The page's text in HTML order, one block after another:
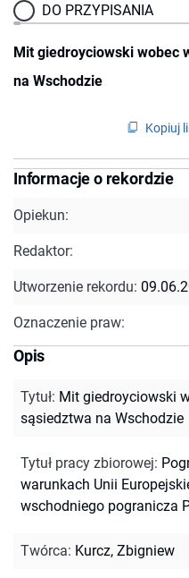
DO PRZYPISANIA
Mit giedroyciowski wobec
na Wschodzie
Kopiuj
Informacje o rekordzie
Opiekun:
Redaktor:
Utworzenie rekordu:
Oznaczenie praw:
Opis
Tytuł: Mit giedroyciowski
sąsiedztwa na Wschodzie
Tytuł pracy zbiorowej:
warunkach Unii
wschodniego pogranicza
Twórca: Kurcz, Zbigniew